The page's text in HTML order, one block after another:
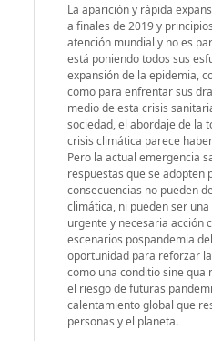
La aparición y rápida
a finales de 2019 y
atención mundial y no es
está poniendo todos sus
expansión de la epidemia,
como para enfrentar sus
medio de esta crisis
sociedad, el abordaje de la
crisis climática parece
Pero la actual emergencia
respuestas que se adopten
consecuencias no pueden
climática, ni pueden ser
urgente y necesaria acción
escenarios pospandemia
oportunidad para reforzar
como una conditio sine qua
el riesgo de futuras
calentamiento global que
personas y el planeta.